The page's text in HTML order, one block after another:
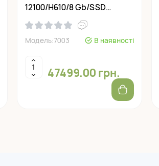
12100/H610/8 Gb/SSD
256Gb/Win 11 Pro)
Модель:7003 В наявності
47499.00 грн.